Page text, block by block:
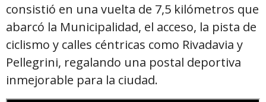
consistió en una vuelta de 7,5 kilómetros que
abarcó la Municipalidad, el acceso, la pista de
ciclismo y calles céntricas como Rivadavia y
Pellegrini, regalando una postal deportiva
inmejorable para la ciudad.